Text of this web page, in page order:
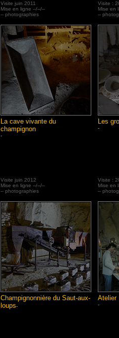
La cave vivante du
champignon
-
Les
-
Visite :
Mise en
--
Visite juin 2011
Mise en ligne --/--/--
-- photographies
Champignonnière du Saut-aux-
loups-
Atelier
-
Visite :
Mise en
--
Visite juin 2012
Mise en ligne --/--/--
-- photographies